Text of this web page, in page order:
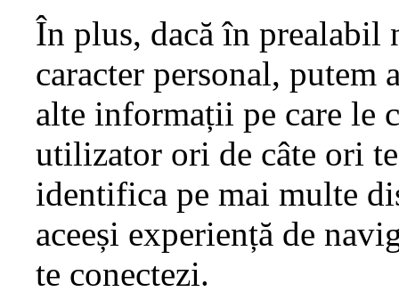
În plus, dacă în
caracter personal, putem
alte informații pe care le
utilizator ori de câte ori
identifica pe mai multe
aceeși experiență de
te conectezi.